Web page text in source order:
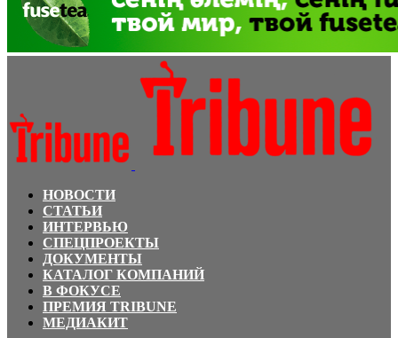
НОВОСТИ
СТАТЬИ
ИНТЕРВЬЮ
СПЕЦПРОЕКТЫ
ДОКУМЕНТЫ
КАТАЛОГ КОМПАНИЙ
В ФОКУСЕ
ПРЕМИЯ TRIBUNE
МЕДИАКИТ